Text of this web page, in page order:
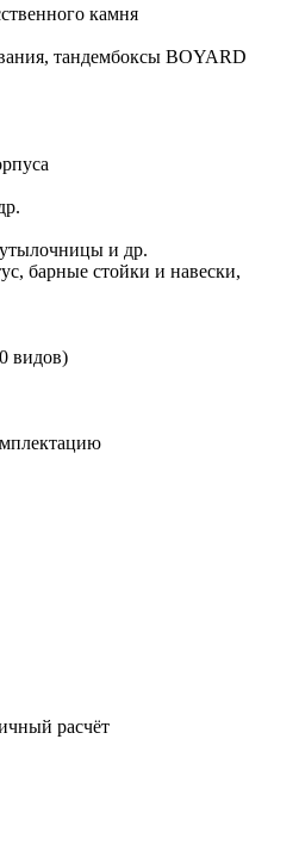
камня
тандембоксы BOYARD
и др.
барные стойки и навески,
видов)
расчёт